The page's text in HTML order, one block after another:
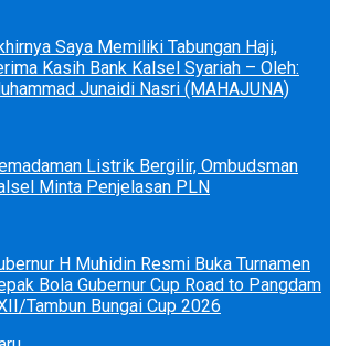
Saya Memiliki Tabungan Haji,
Kasih Bank Kalsel Syariah – Oleh:
Junaidi Nasri (MAHAJUNA)
Listrik Bergilir, Ombudsman
Minta Penjelasan PLN
H Muhidin Resmi Buka Turnamen
Bola Gubernur Cup Road to Pangdam
Tambun Bungai Cup 2026